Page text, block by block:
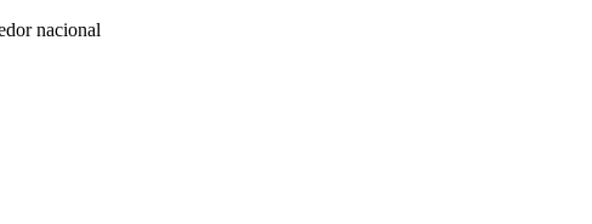
nacional